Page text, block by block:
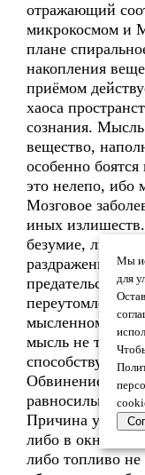
отражающий
микрокосмом и
плане
накопления
приёмом
хаоса
сознания. Мысль
вещество,
особенно
это нелепо, ибо
Мозговое
иных
безумие,
раздражение,
предательство
переутомление,
мысленному
мысль не только
способствует
Обвинение
равносильно
Причина
либо в окно
либо топливо
Мы
для